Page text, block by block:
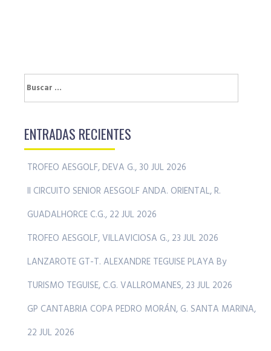
Buscar:
ENTRADAS RECIENTES
TROFEO AESGOLF, DEVA G., 30 JUL 2026
II CIRCUITO SENIOR AESGOLF ANDA. ORIENTAL, R.
GUADALHORCE C.G., 22 JUL 2026
TROFEO AESGOLF, VILLAVICIOSA G., 23 JUL 2026
LANZAROTE GT-T. ALEXANDRE TEGUISE PLAYA By
TURISMO TEGUISE, C.G. VALLROMANES, 23 JUL 2026
GP CANTABRIA COPA PEDRO MORÁN, G. SANTA MARINA,
22 JUL 2026